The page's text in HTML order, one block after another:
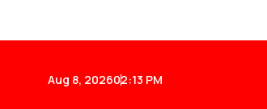
Aug 8, 202602:13 PM